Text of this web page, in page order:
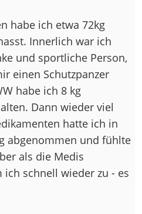
habe ich etwa 72kg
Innerlich war ich
und sportliche Person,
einen Schutzpanzer
habe ich 8 kg
Dann wieder viel
hatte ich in
abgenommen und fühlte
als die Medis
ich schnell wieder zu - es